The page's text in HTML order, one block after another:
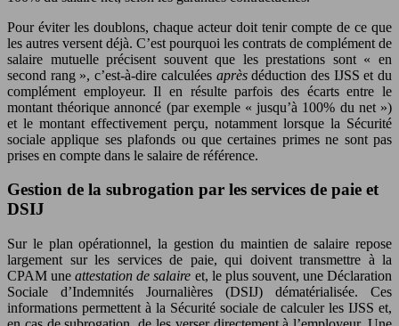
Pour éviter les doublons, chaque acteur doit tenir compte de ce que
les autres versent déjà. C’est pourquoi les contrats de complément de
salaire mutuelle précisent souvent que les prestations sont « en
second rang », c’est-à-dire calculées aprèsdéduction des IJSS et du
complément employeur. Il en résulte parfois des écarts entre le
montant théorique annoncé (par exemple « jusqu’à 100% du net »)
et le montant effectivement perçu, notamment lorsque la Sécurité
sociale applique ses plafonds ou que certaines primes ne sont pas
prises en compte dans le salaire de référence.
Gestion de la subrogation par les services de paie et
DSIJ
Sur le plan opérationnel, la gestion du maintien de salaire repose
largement sur les services de paie, qui doivent transmettre à la
CPAM uneattestation de salaire et, le plus souvent, une Déclaration
Sociale d’Indemnités Journalières (DSIJ) dématérialisée. Ces
informations permettent à la Sécurité sociale de calculer les IJSS et,